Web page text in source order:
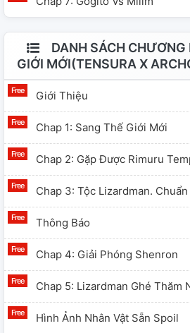
DANH SÁCH CHƯƠNG
GIỚI MỚI(TENSURA X
Giới Thiệu
Chap 1: Sang Thế Giới Mới
Chap 2: Gặp Được Rimuru
Chap 3: Tộc Lizardman.
Thông Báo
Chap 4: Giải Phóng Shenron
Chap 5: Lizardman Ghé Thăm
Hình Ảnh Nhân Vật Sẵn Spoil